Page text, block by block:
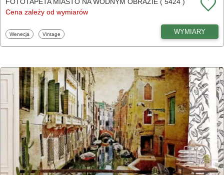
Cena zależy od wymiarów
Fototapety
Wenecja Fototapety
Vintage WYMIARY